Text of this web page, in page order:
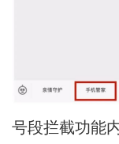
号段拦截功能